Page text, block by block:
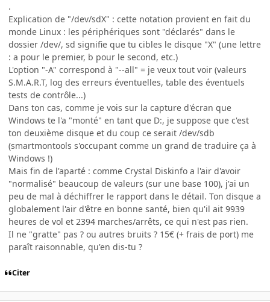
.
Explication de "/dev/sdX" : cette notation provient en fait du
monde Linux : les périphériques sont "déclarés" dans le
dossier /dev/, sd signifie que tu cibles le disque "X" (une lettre
: a pour le premier, b pour le second, etc.)
L'option "-A" correspond à "--all" = je veux tout voir (valeurs
S.M.A.R.T, log des erreurs éventuelles, table des éventuels
tests de contrôle...)
Dans ton cas, comme je vois sur la capture d'écran que
Windows te l'a "monté" en tant que D:, je suppose que c'est
ton deuxième disque et du coup ce serait /dev/sdb
(smartmontools s'occupant comme un grand de traduire ça à
Windows !)
Mais fin de l'aparté : comme Crystal Diskinfo a l'air d'avoir
"normalisé" beaucoup de valeurs (sur une base 100), j'ai un
peu de mal à déchiffrer le rapport dans le détail. Ton disque a
globalement l'air d'être en bonne santé, bien qu'il ait 9939
heures de vol et 2394 marches/arrêts, ce qui n'est pas rien.
Il ne "gratte" pas ? ou autres bruits ? 15€ (+ frais de port) me
paraît raisonnable, qu'en dis-tu ?
Citer